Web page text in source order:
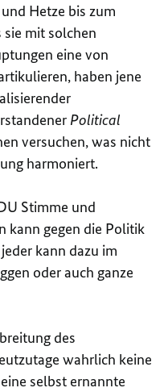
Hetze bis zum
sie mit solchen
eine von
haben jene
Political
versuchen, was nicht
harmoniert.
Stimme und
kann gegen die Politik
kann dazu im
oder auch ganze
des
wahrlich keine
selbst ernannte